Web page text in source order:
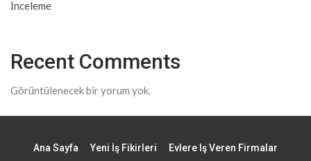
İnceleme
Recent Comments
Görüntülenecek bir yorum yok.
Ana Sayfa Yeni İş Fikirleri Evlere Iş Veren Firmalar